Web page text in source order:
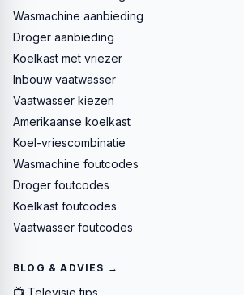
Wasmachine aanbieding
Droger aanbieding
Koelkast met vriezer
Inbouw vaatwasser
Vaatwasser kiezen
Amerikaanse koelkast
Koel-vriescombinatie
Wasmachine foutcodes
Droger foutcodes
Koelkast foutcodes
Vaatwasser foutcodes
BLOG & ADVIES →
📺 Televisie tips